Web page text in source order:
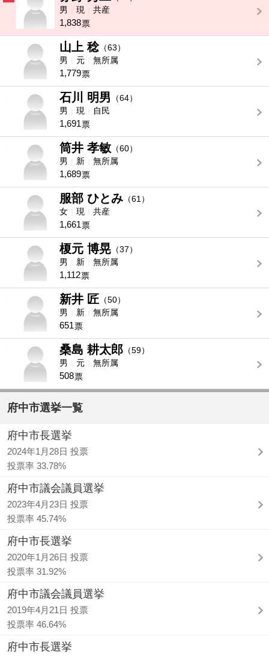
男
現 共産
1,838票
山上 稔（63）
男
元 無所属
1,779票
石川 明男
（64）
男
現 自民
1,691票
筒井 孝敏 （60）
男
新 無所属
1,689票
服部 ひとみ （61）
女
現 共産
1,661票
榎元 博晃 （37）
男
新 無所属
1,112票
新井 匠 （50）
男
新 無所属
651票
桑島 耕太郎 （59）
男
元 無所属
508票
府中市選挙一覧
府中市長選挙
2024年1月28日 投票
投票率 33.78%
府中市議会議員選挙
2023年4月23日 投票
投票率 45.74%
府中市長選挙
2020年1月26日 投票
投票率 31.92%
府中市議会議員選挙
2019年4月21日 投票
投票率 46.64%
府中市長選挙